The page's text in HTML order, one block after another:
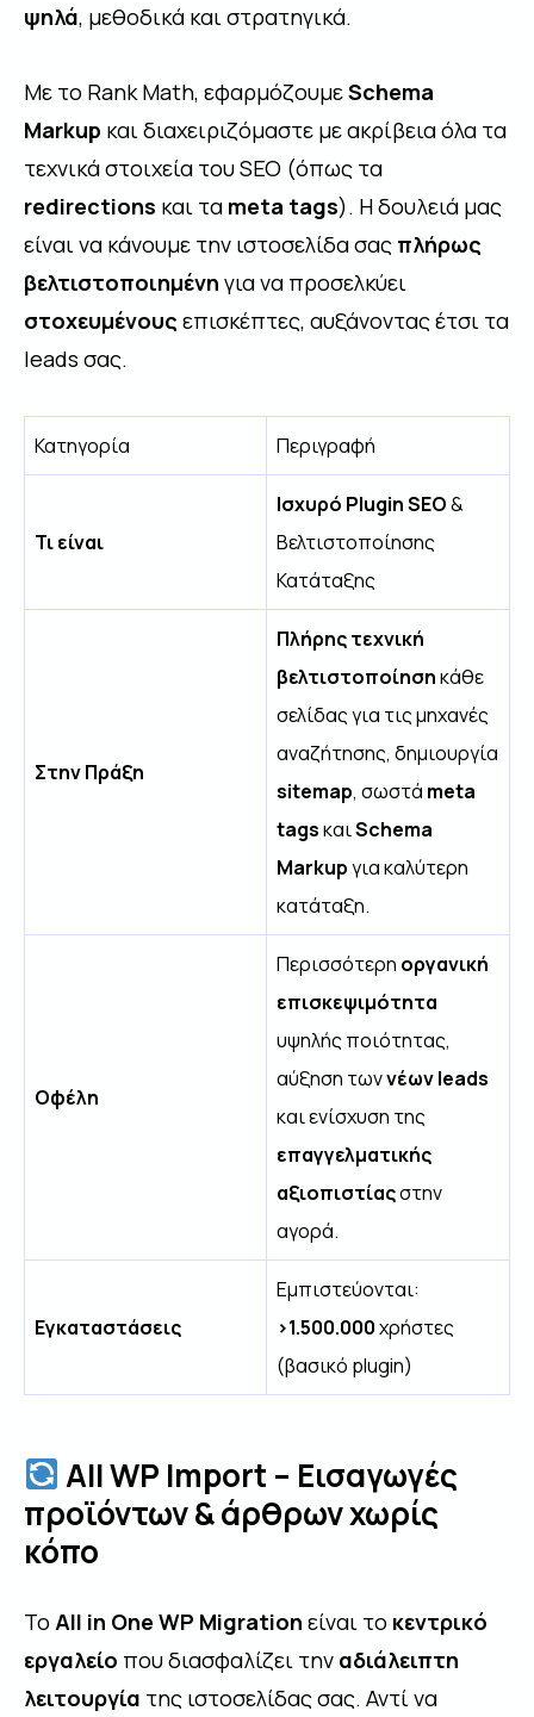
ψηλά, μεθοδικά και στρατηγικά.
Με το Rank Math, εφαρμόζουμεSchema
Markup και διαχειριζόμαστε με ακρίβεια όλα τα
τεχνικά στοιχεία του SEO (όπως τα
redirections και τα meta tags). Η δουλειά μας
είναι να κάνουμε την ιστοσελίδα σας πλήρως
βελτιστοποιημένη για να προσελκύει
στοχευμένους επισκέπτες, αυξάνοντας έτσι τα
leads σας.
Κατηγορία Περιγραφή
Τι είναι
Ισχυρό Plugin SEO&
Βελτιστοποίησης
Κατάταξης
Στην Πράξη
Πλήρης τεχνική
βελτιστοποίησηκάθε
σελίδας για τις μηχανές
αναζήτησης, δημιουργία
sitemap, σωστά meta
tagsκαιSchema
Markupγια καλύτερη
κατάταξη.
Οφέλη
Περισσότερη οργανική
επισκεψιμότητα
υψηλής ποιότητας,
αύξηση τωννέων leads
και ενίσχυση της
επαγγελματικής
αξιοπιστίαςστην
αγορά.
Εγκαταστάσεις
Εμπιστεύονται:
>1.500.000χρήστες
(βασικό plugin)
All WP Import – Εισαγωγές
προϊόντων & άρθρων χωρίς
κόπο
Το All in One WP Migration είναι το κεντρικό
εργαλείο που διασφαλίζει την αδιάλειπτη
λειτουργία της ιστοσελίδας σας. Αντί να